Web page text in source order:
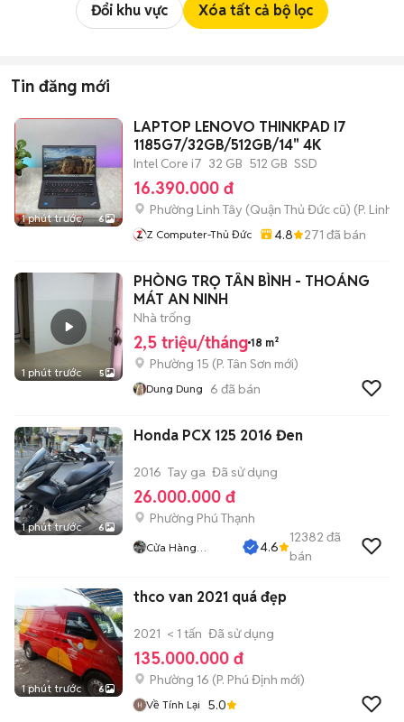
Đổi khu vực Xóa tất cả bộ lọc
Tin đăng mới
1 phút trước 6
LAPTOP LENOVO THINKPAD I7
1185G7/32GB/512GB/14" 4K
Intel Core i7 32 GB 512 GB SSD
16.390.000 đ
Phường Linh Tây (Quận Thủ Đức cũ) (P. Linh
Z Computer-Thủ Đức 4.8 271 đã bán
1 phút trước 5
PHÒNG TRỌ TÂN BÌNH - THOÁNG
MÁT AN NINH
Nhà trống
2,5 triệu/tháng 18 m²
Phường 15 (P. Tân Sơn mới)
Dung Dung 6 đã bán
1 phút trước 6
Honda PCX 125 2016 Đen
2016 Tay ga Đã sử dụng
26.000.000 đ
Phường Phú Thạnh
Cửa Hàng
4.6
12382 đã
bán
1 phút trước 6
thco van 2021 quá đẹp
2021 < 1 tấn Đã sử dụng
135.000.000 đ
Phường 16 (P. Phú Định mới)
Về Tính Lại 5.0